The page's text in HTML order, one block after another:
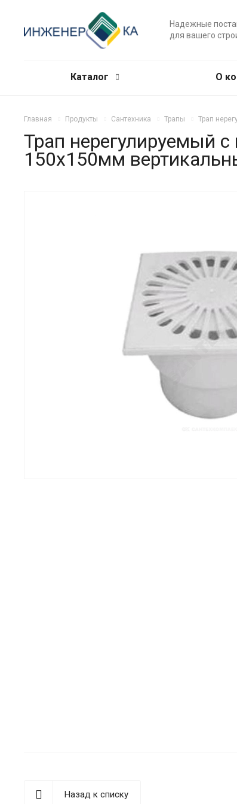
Надежные
для вашего
Каталог О
Главная Продукты Сантехника Трапы Трап
Трап нерегулируемый
150х150мм
Назад к списку